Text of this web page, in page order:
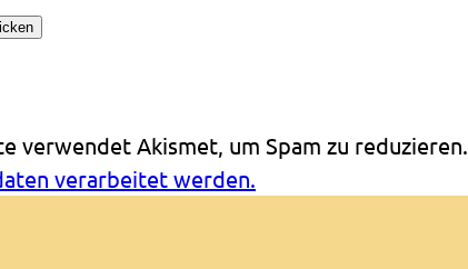
verwendet Akismet, um Spam zu reduzieren.
verarbeitet werden.